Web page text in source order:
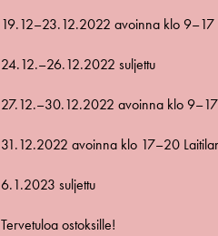
19.12–23.12.2022 avoinna klo 9–17
24.12.–26.12.2022 suljettu
27.12.–30.12.2022 avoinna klo 9–17
31.12.2022 avoinna klo 17–20
6.1.2023 suljettu
Tervetuloa ostoksille!